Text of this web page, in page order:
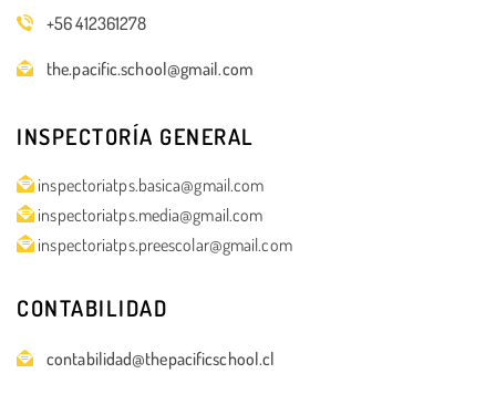
+56 412361278
the.pacific.school@gmail.com
INSPECTORÍA GENERAL
inspectoriatps.basica@gmail.com
inspectoriatps.media@gmail.com
inspectoriatps.preescolar@gmail.com
CONTABILIDAD
contabilidad@thepacificschool.cl